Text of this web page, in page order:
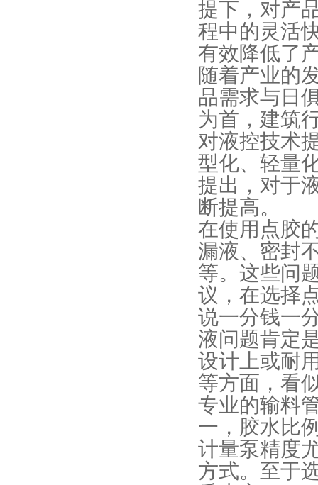
提下，对产
程中的灵活
有效降低了
随着产业的
品需求与日
为首，建筑
对液控技术
型化、轻量
提出，对于
断提高。
在使用点胶
漏液、密封
等。这些问
议，在选择
说一分钱一
液问题肯定
设计上或耐
等方面，看
专业的输料
一，胶水比
计量泵精度
方式。至于